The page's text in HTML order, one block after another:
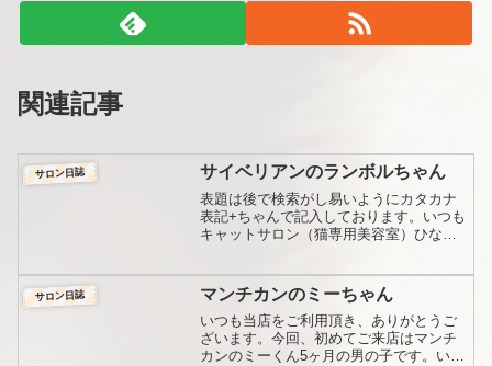
関連記事
サロン日誌 サイベリアンのランボルちゃん
表題は後で検索がし易いようにカタカナ
表記+ちゃんで記入しております。いつも
キャットサロン（猫専用美容室）ひなた
写真の掲載ですが、それぞれに大事にな
さってる猫ちゃんのこと...
サロン日誌 マンチカンのミーちゃん
いつも当店をご利用頂き、ありがとうご
ざいます。今回、初めてご来店はマンチ
カンのミーくん5ヶ月の男の子です。いき